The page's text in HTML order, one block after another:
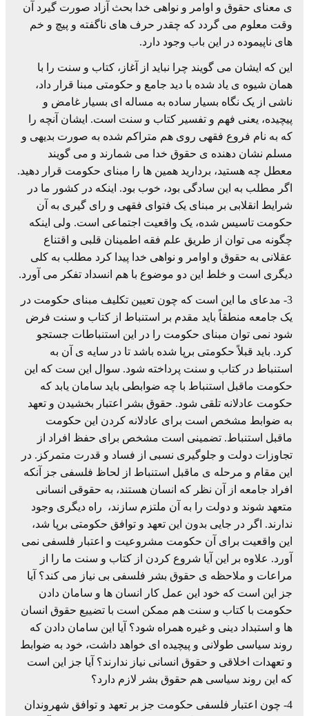
ی معنای حقوق و اوامر و نواهی خدا بحث آزاد صورت گیرد آن
وقت معلوم می گردد که چقدر حرف های ناگفته و پیچ و خم
های ناپیموده در این باب وجود دارد.
این که ایشان می گویند چرا نباید از آغاز، کتاب و سنت را با
همان شیوه ی یاد شده با دید جامع و حکومتی مبنا قرار داد،
ناشی از یک نگاه بسیار ساده به مساله ای بسیار غامض و
پیچیده، یعنی فهم و تفسیر کتاب و سنت است. ایشان آنچه را
که به نام فروع فقهی روی هم متراکم شده به صورت بدیهی و
مسلم نشان دهنده ی حقوق خدا می شمارند و می گویند
معطل چه هستید، بردارید همین ها را مبنای حکومت قرار دهید.
اگر مطلب به این سادگی بود، خوب بود. اینکه در کشور ما در
شرایط انقلابی بر مبنای یک فتوای فقهی و رای گیری به آن
حکومت تاسیس شده، یک واقعیت اجتماعی است. ولی اینکه
چگونه می توان از طریق علم فقه اطمینان قلبی و اقتناع
عقلانی به حقوق و اوامر و نواهی خدا پیدا کرد مطلب به کلی
دیگری است و خلط این دو موضوع با هم انسداد تفکر می آورد.
3- مدعای ما این است که چون تعیین تکلیف مبنای حکومت در
یک جامعه منطقاً باید مقدم بر استنباط از کتاب و سنت فرض
شود نمی توان مبنای حکومت را در این استنباطات جستجو
کرد. باید قبلاً حکومتی برپا شده باشد تا در سایه ی آن به
استنباط در کتاب و سنت پرداخته شود. سوال این ست که این
حکومت ماقبل استنباط با چه ضوابطی باید سامان یابد که
حکومت عادلانه تلقی شود. حقوق بشر اعتبار بخشیدن و تعهد
به ضوابط مشخص است برای عادلانه کردن این حکومت
ماقبل استنباط. تضمینی است مشخص برای حفظ افراد از
تجاوزات دولت و جلوگیری نسبی از فساد و قدرت متمرکز. در
این مقام و مرحله ی ماقبل استنباط از لحاظ فلسفی جز آنکه
افراد جامعه از آن نظر که انسان هستند، به حقوقی انسانی
متعهد شوند و دولت را به آن ملتزم سازند، راه دیگری وجود
ندارند. اگر در جایی بدون این تعهد و توافق حکومتی برپا شد،
این واقعیت برای آن حکومت مشروعیت و اعتبار فلسفی نمی
آورد. علاوه بر این آیا شروع کردن از کتاب و سنت ما را از
مراعات و ملاحظه ی حقوق بشر فلسفی بی نیاز می کند؟ آیا
جز این است که خود این عمل کار انسان ها و سامان دادن
حکومت با کتاب و سنت هم ممکن است با تضییع حقوق انسان
ها و استبداد دینی و غیره همراه شود؟ آیا این سامان دادن که
روند سیاسی طولانی و پیچیده ای خواهد داشت، خود به ضوابط
و تعهدات اخلاقی و حقوق انسانی نیاز ندارند؟ آیا جز این است
که این روند سیاسی هم حقوق بشر لازم دارد؟
4- چون اعتبار فلسفی حکومت جز بر تعهد و توافق شهروندان